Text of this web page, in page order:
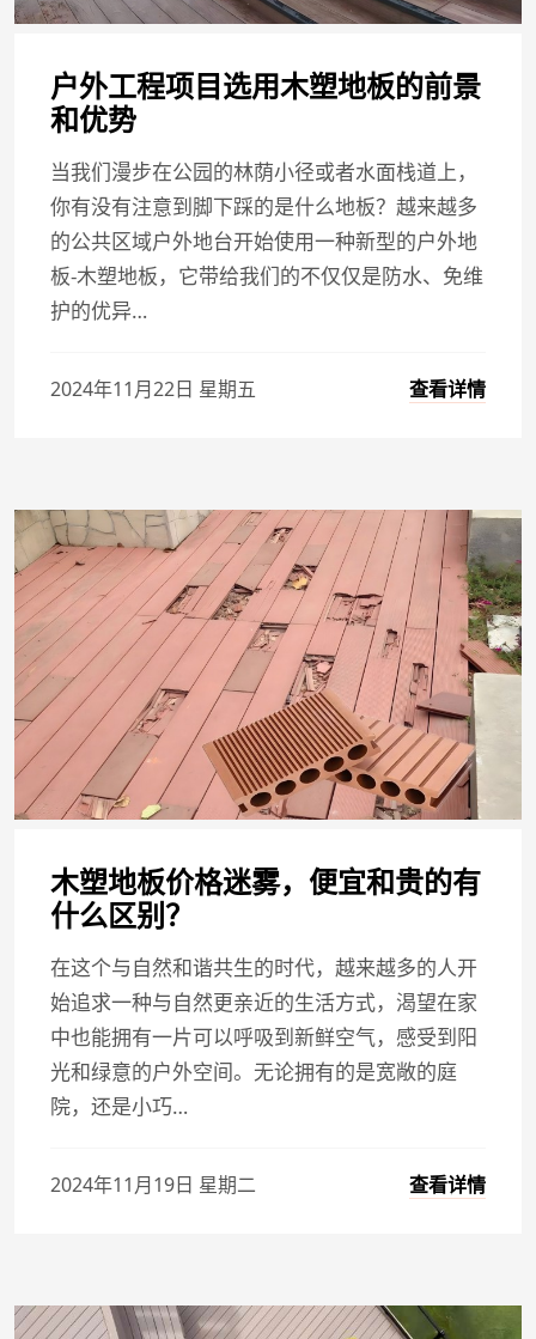
户外工程项目选用木塑地板的前景
和优势
当我们漫步在公园的林荫小径或者水面栈道上，
你有没有注意到脚下踩的是什么地板？越来越多
的公共区域户外地台开始使用一种新型的户外地
板-木塑地板，它带给我们的不仅仅是防水、免维
护的优异…
2024年11月22日 星期五 查看详情
木塑地板价格迷雾，便宜和贵的有
什么区别？
在这个与自然和谐共生的时代，越来越多的人开
始追求一种与自然更亲近的生活方式，渴望在家
中也能拥有一片可以呼吸到新鲜空气，感受到阳
光和绿意的户外空间。无论拥有的是宽敞的庭
院，还是小巧…
2024年11月19日 星期二 查看详情